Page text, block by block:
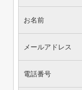
お名前
メールアドレス
電話番号